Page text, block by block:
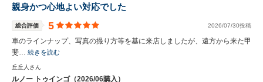
親身かつ心地よい対応でした
総合評価 5 2026/07/30投稿
車のラインナップ、写真の撮り方等を基に来店しましたが、遠方から来た甲
斐… 続きを読む
丘丘人さん
ルノー トゥインゴ（2026/06購入）